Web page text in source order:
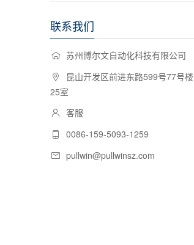
联系我们
苏州博尔文自动化科技有限公司
昆山开发区前进东路599号77号楼
25室
客服
0086-159-5093-1259
pullwin@pullwinsz.com